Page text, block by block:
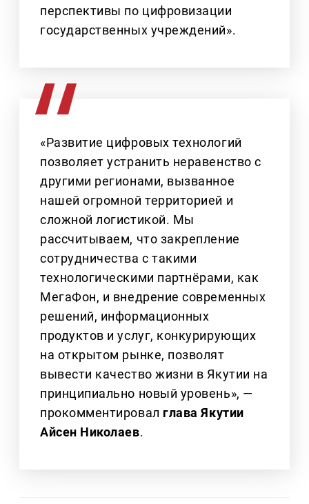
перспективы по цифровизации
государственных учреждений».
«Развитие цифровых технологий
позволяет устранить неравенство с
другими регионами, вызванное
нашей огромной территорией и
сложной логистикой. Мы
рассчитываем, что закрепление
сотрудничества с такими
технологическими партнёрами, как
МегаФон, и внедрение современных
решений, информационных
продуктов и услуг, конкурирующих
на открытом рынке, позволят
вывести качество жизни в Якутии на
принципиально новый уровень», —
прокомментировал глава Якутии
Айсен Николаев.